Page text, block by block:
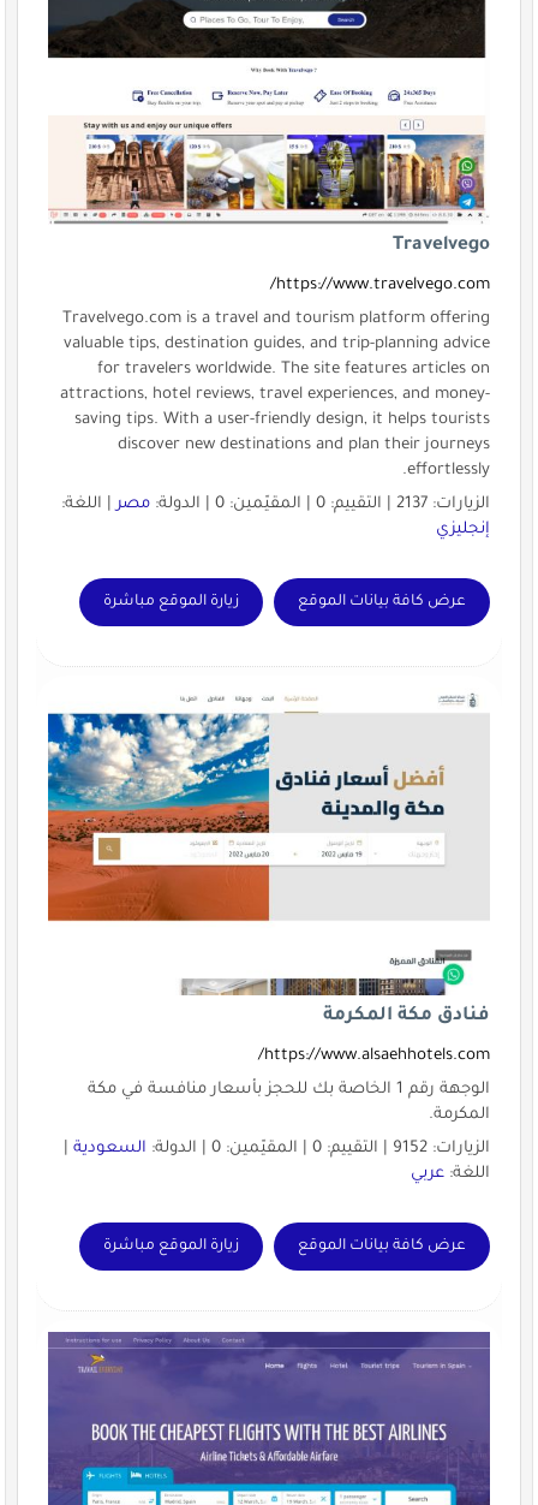
Travelvego
https://www.travelvego.com/
Travelvego.com is a travel and tourism platform offering
valuable tips, destination guides, and trip-planning advice
for travelers worldwide. The site features articles on
attractions, hotel reviews, travel experiences, and money-
saving tips. With a user-friendly design, it helps tourists
discover new destinations and plan their journeys
effortlessly.
الزيارات: 2137 | التقييم: 0 | المقيّمين: 0 | الدولة:
مصر| اللغة:
إنجليزي
عرض كافة بيانات الموقع زيارة الموقع مباشرة
فنادق مكة المكرمة
https://www.alsaehhotels.com/
الوجهة رقم 1 الخاصة بك للحجز بأسعار منافسة في مكة
المكرمة.
الزيارات: 9152 | التقييم: 0 | المقيّمين: 0 | الدولة:
السعودية|
اللغة: عربي
عرض كافة بيانات الموقع زيارة الموقع مباشرة